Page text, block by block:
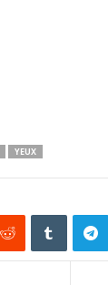
YEUX